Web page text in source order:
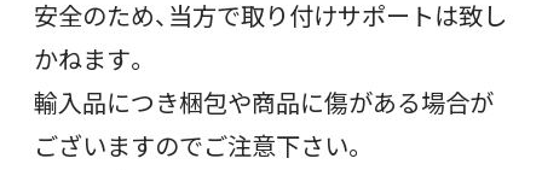
安全のため、当方で取り付けサポートは致し
かねます。
輸入品につき梱包や商品に傷がある場合が
ございますのでご注意下さい。